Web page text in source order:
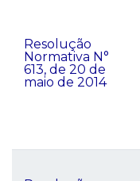
Resolução
Normativa N°
613, de 20 de
maio de 2014